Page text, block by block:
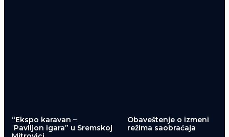
“Ekspo karavan –
Paviljon igara” u Sremskoj
Obaveštenje o izmeni
režima saobraćaja